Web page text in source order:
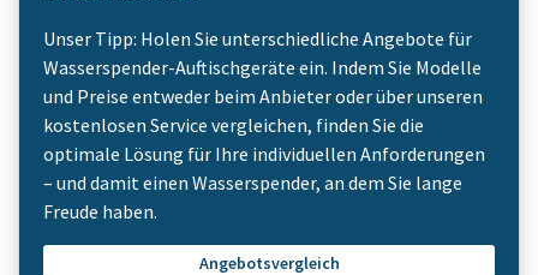
Unser Tipp: Holen Sie unterschiedliche Angebote für
Wasserspender-Auftischgeräte ein. Indem Sie Modelle
und Preise entweder beim Anbieter oder über unseren
kostenlosen Service vergleichen, finden Sie die
optimale Lösung für Ihre individuellen Anforderungen
– und damit einen Wasserspender, an dem Sie lange
Freude haben.
Angebotsvergleich